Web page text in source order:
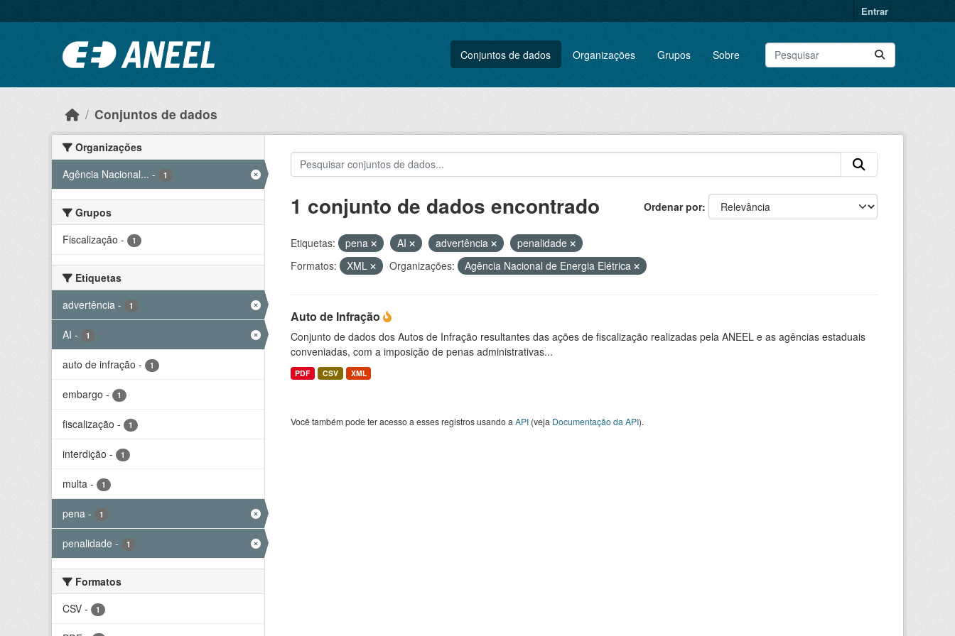
Entrar
Conjuntos de dados Organizações Grupos Sobre
Conjuntos de dados
Organizações
Agência Nacional... - 1
Grupos
Fiscalização - 1
Etiquetas
advertência - 1
AI - 1
auto de infração - 1
embargo - 1
fiscalização - 1
interdição - 1
multa - 1
pena - 1
penalidade - 1
Formatos
CSV - 1
Ordenar por
1 conjunto de dados encontrado
Etiquetas: pena AI advertência
penalidade
Formatos:
XML Organizações: Agência Nacional de Energia Elétrica
Auto de Infração
Conjunto de dados dos Autos de Infração resultantes das ações de fiscalização realizadas pela ANEEL e as agências estaduais
conveniadas, com a imposição de penas administrativas...
PDF CSV XML
Você também pode ter acesso a esses registros usando a API(veja Documentação da API).